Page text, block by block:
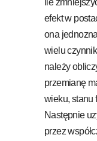
efekt w
ona
wielu
należy
przemianę
wieku, stanu
Następnie
przez